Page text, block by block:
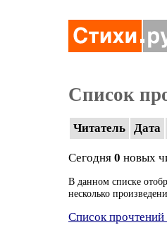
Список
Читатель Дата
Сегодня 0 новых
В данном списке
несколько
Список прочтений